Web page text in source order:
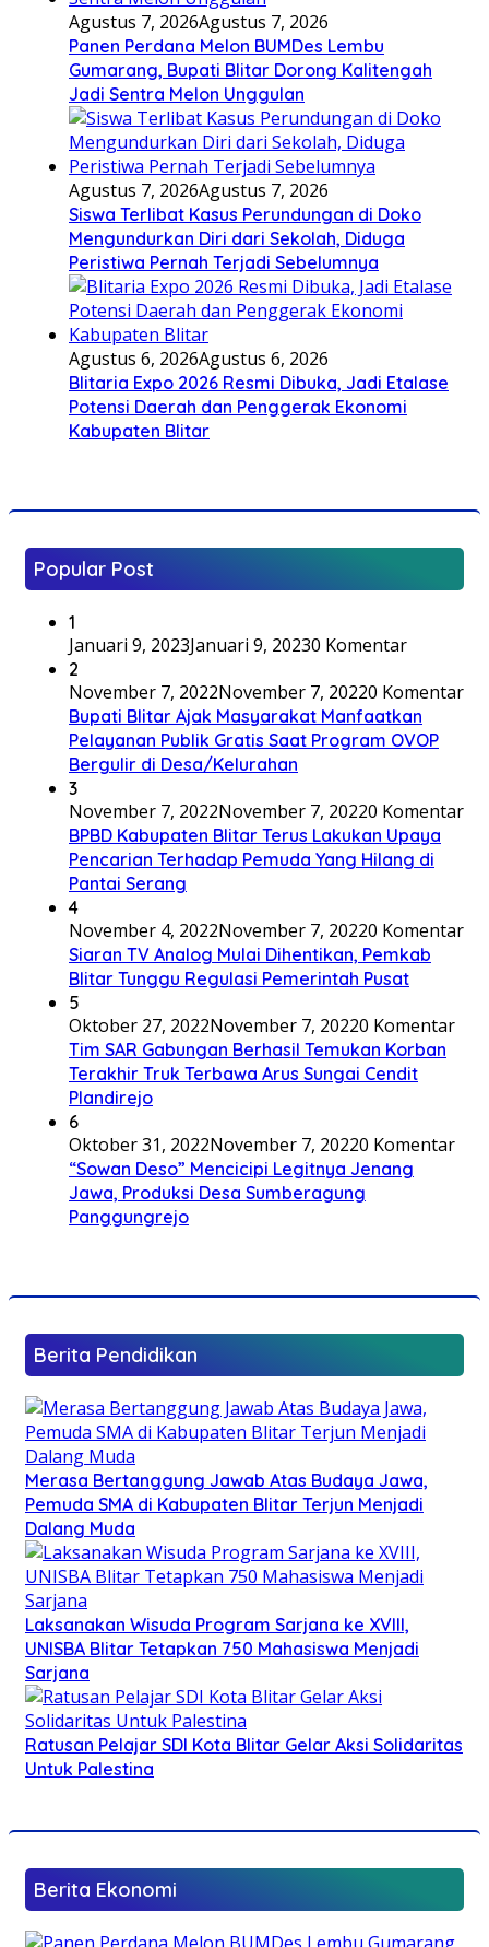
Agustus 7, 2026Agustus 7, 2026
Panen Perdana Melon BUMDes Lembu
Gumarang, Bupati Blitar Dorong Kalitengah
Jadi Sentra Melon Unggulan
Agustus 7, 2026Agustus 7, 2026
Siswa Terlibat Kasus Perundungan di Doko
Mengundurkan Diri dari Sekolah, Diduga
Peristiwa Pernah Terjadi Sebelumnya
Agustus 6, 2026Agustus 6, 2026
Blitaria Expo 2026 Resmi Dibuka, Jadi Etalase
Potensi Daerah dan Penggerak Ekonomi
Kabupaten Blitar
Popular Post
1
Januari 9, 2023Januari 9, 20230 Komentar
2
November 7, 2022November 7, 20220 Komentar
Bupati Blitar Ajak Masyarakat Manfaatkan
Pelayanan Publik Gratis Saat Program OVOP
Bergulir di Desa/Kelurahan
3
November 7, 2022November 7, 20220 Komentar
BPBD Kabupaten Blitar Terus Lakukan Upaya
Pencarian Terhadap Pemuda Yang Hilang di
Pantai Serang
4
November 4, 2022November 7, 20220 Komentar
Siaran TV Analog Mulai Dihentikan, Pemkab
Blitar Tunggu Regulasi Pemerintah Pusat
5
Oktober 27, 2022November 7, 20220 Komentar
Tim SAR Gabungan Berhasil Temukan Korban
Terakhir Truk Terbawa Arus Sungai Cendit
Plandirejo
6
Oktober 31, 2022November 7, 20220 Komentar
“Sowan Deso” Mencicipi Legitnya Jenang
Jawa, Produksi Desa Sumberagung
Panggungrejo
Berita Pendidikan
Merasa Bertanggung Jawab Atas Budaya Jawa,
Pemuda SMA di Kabupaten Blitar Terjun Menjadi
Dalang Muda
Laksanakan Wisuda Program Sarjana ke XVIII,
UNISBA Blitar Tetapkan 750 Mahasiswa Menjadi
Sarjana
Ratusan Pelajar SDI Kota Blitar Gelar Aksi Solidaritas
Untuk Palestina
Berita Ekonomi